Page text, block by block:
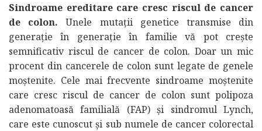
Sindroame ereditare care cresc riscul de cancer
de colon. Unele mutații genetice transmise din
generație în generație în familie vă pot crește
semnificativ riscul de cancer de colon. Doar un mic
procent din cancerele de colon sunt legate de genele
moștenite. Cele mai frecvente sindroame moștenite
care cresc riscul de cancer de colon sunt polipoza
adenomatoasă familială (FAP) și sindromul Lynch,
care este cunoscut și sub numele de cancer colorectal